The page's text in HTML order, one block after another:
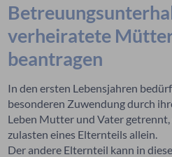
verheiratete
beantragen
In den ersten Lebensjahren
besonderen Zuwendung durch
Leben Mutter und Vater
zulasten eines Elternteils allein.
Der andere Elternteil kann in